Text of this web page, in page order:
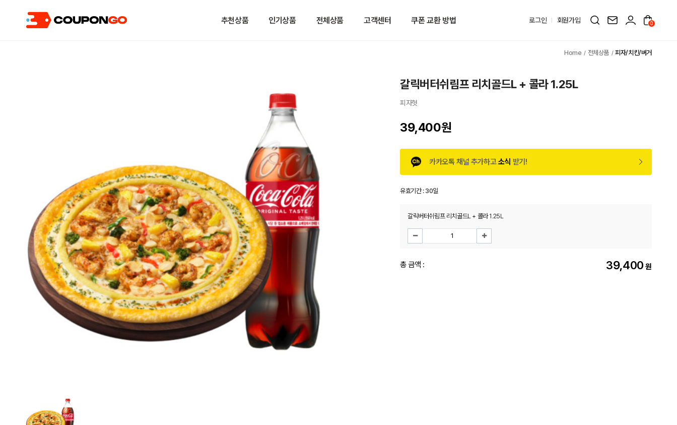
추천상품 인기상품 전체상품 고객센터 쿠폰 교환 방법 로그인 회원가입 0
전체상품 피자/치킨/버거
갈릭버터쉬림프 리치골드L + 콜라 1.25L
피자헛
39,400원
카카오톡 채널 추가하고소식 받기!
유효기간 :30일
갈릭버터쉬림프 리치골드L + 콜라 1.25L
총 금액 : 39,400 원